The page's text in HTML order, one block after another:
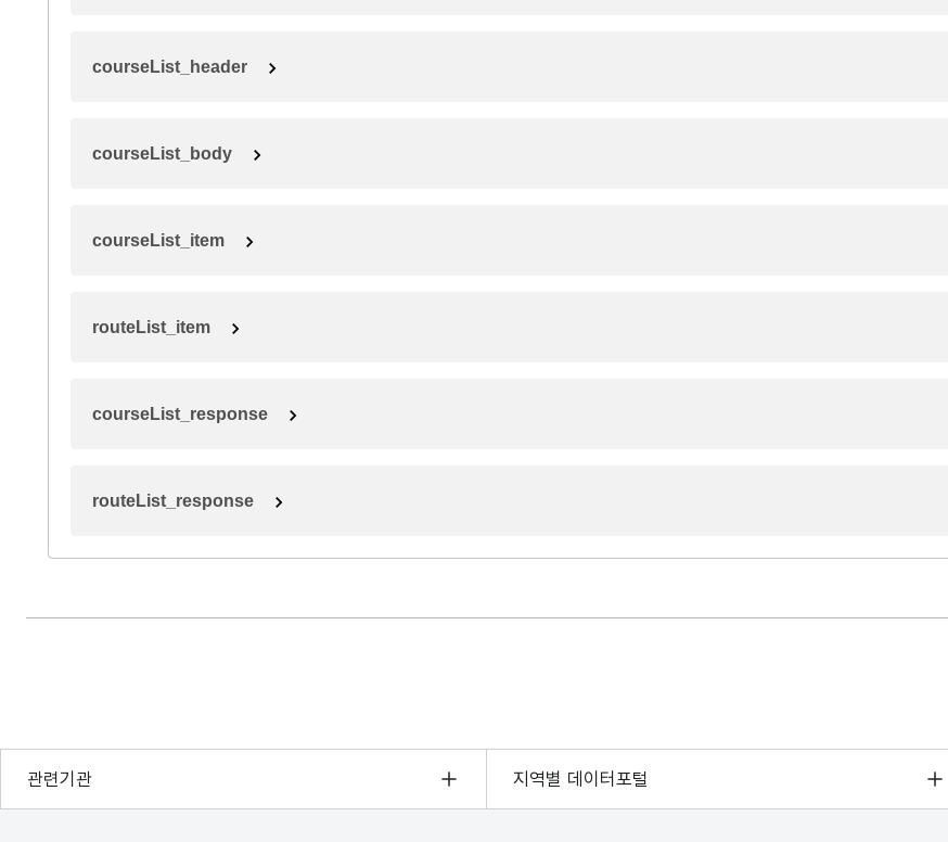
courseList_header
courseList_body
courseList_item
routeList_item
courseList_response
routeList_response
관련기관
행정안전부
한국지능정보사회진흥원
지역별 데이터포털
서울 열린데이터광장
경기데이터드림